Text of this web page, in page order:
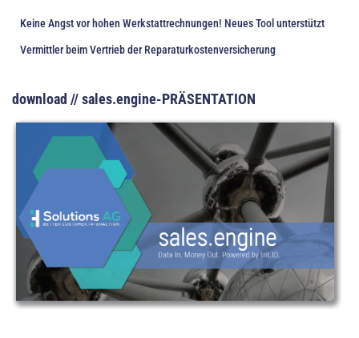
Keine Angst vor hohen Werkstattrechnungen! Neues Tool unterstützt
Vermittler beim Vertrieb der Reparaturkostenversicherung
download // sales.engine-PRÄSENTATION